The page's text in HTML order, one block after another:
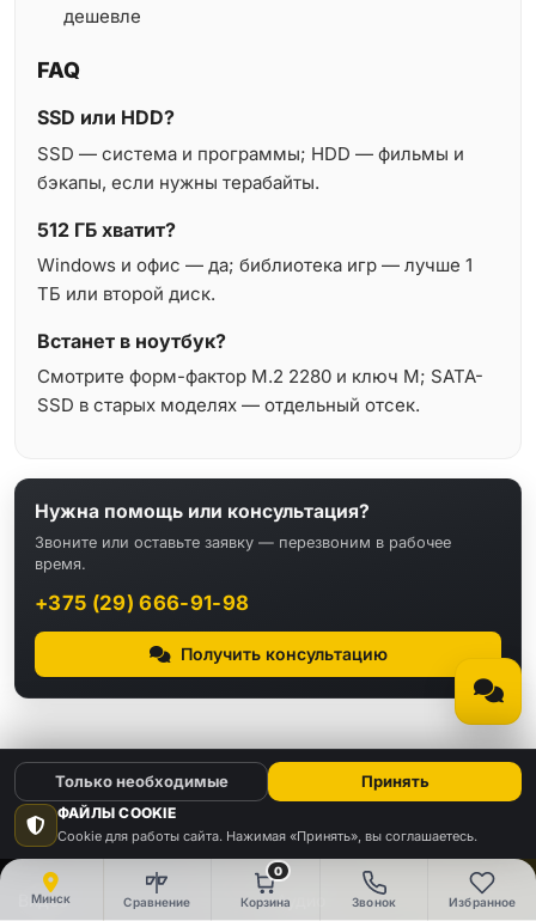
Минск Сравнение
0
Корзина Звонок Избранное
дешевле
FAQ
SSD или HDD?
SSD — система и программы; HDD — фильмы и
бэкапы, если нужны терабайты.
512 ГБ хватит?
Windows и офис — да; библиотека игр — лучше 1
ТБ или второй диск.
Встанет в ноутбук?
Смотрите форм-фактор M.2 2280 и ключ M; SATA-
SSD в старых моделях — отдельный отсек.
Нужна помощь или консультация?
Звоните или оставьте заявку — перезвоним в рабочее
время.
+375 (29) 666-91-98
Получить консультацию
КАТАЛОГ
Видео Аудио
ФАЙЛЫ COOKIE
Cookie для работы сайта. Нажимая «Принять», вы соглашаетесь.
Только необходимые Принять